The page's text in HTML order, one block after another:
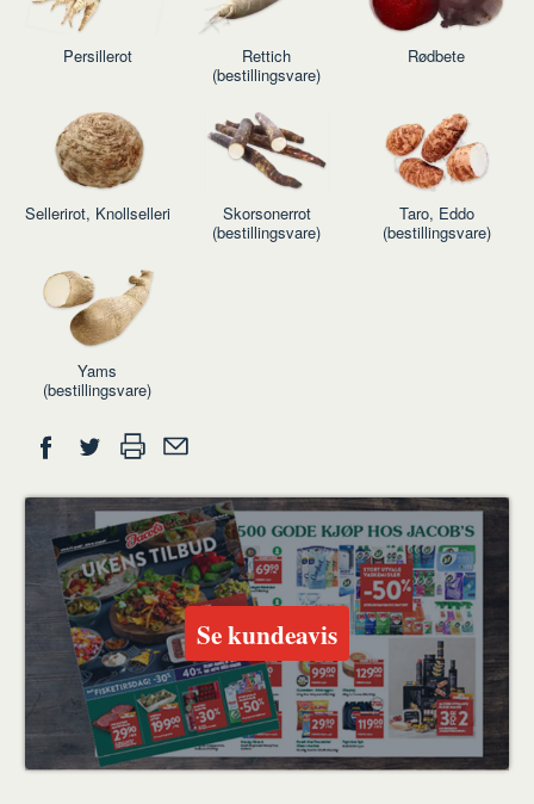
Persillerot
Rettich
(bestillingsvare)
Rødbete
Sellerirot, Knollselleri
Skorsonerrot
(bestillingsvare)
Taro, Eddo
(bestillingsvare)
Yams
(bestillingsvare)
Del
på
Facebook
på
Twitter
ut en
venn
Se kundeavis